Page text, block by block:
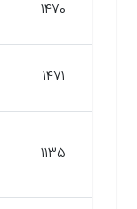
1470
1471
1135